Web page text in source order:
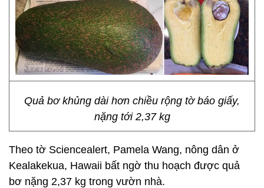
Quả bơ khủng dài hơn chiều rộng tờ báo giấy,
nặng tới 2,37 kg
Theo tờ Sciencealert, Pamela Wang, nông dân ở
Kealakekua, Hawaii bất ngờ thu hoạch được quả
bơ nặng 2,37 kg trong vườn nhà.